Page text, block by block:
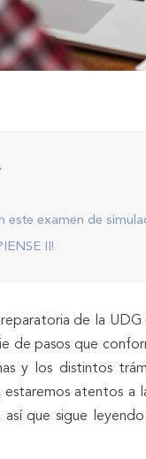
este examen de
II!
de la UDG
de pasos que
y los distintos
estaremos atentos
así que sigue